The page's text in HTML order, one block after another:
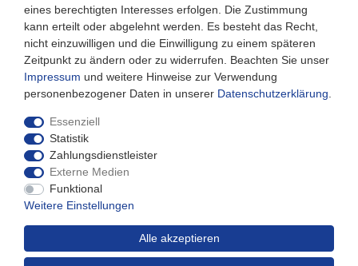
Impressum
Widerrufs­recht
eines berechtigten Interesses erfolgen. Die Zustimmung
kann erteilt oder abgelehnt werden. Es besteht das Recht,
nicht einzuwilligen und die Einwilligung zu einem späteren
Zeitpunkt zu ändern oder zu widerrufen. Beachten Sie unser
Impressum und weitere Hinweise zur Verwendung
personenbezogener Daten in unserer Daten­schutz­erklärung
Essenziell
Statistik
Zahlungsdienstleister
Externe Medien
Funktional
Weitere Einstellungen
Alle akzeptieren